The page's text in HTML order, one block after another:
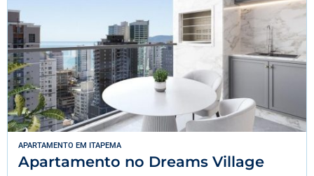
APARTAMENTO EM ITAPEMA
Apartamento no Dreams Village